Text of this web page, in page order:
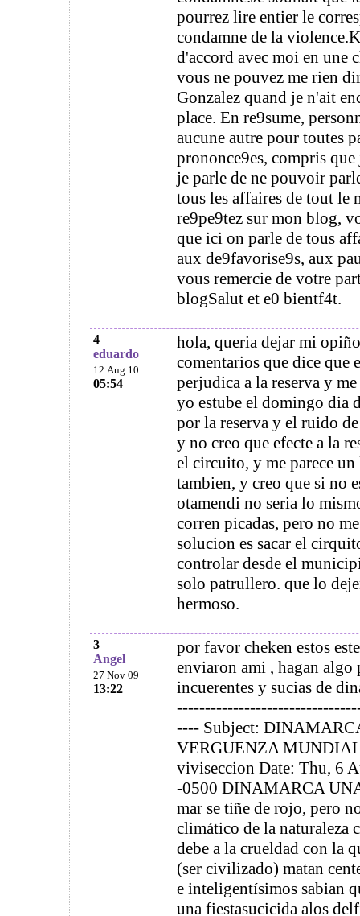
pourrez lire entier le
condamne de la
d'accord avec moi en une
vous ne pouvez me rien
Gonzalez quand je n'ait
place. En re9sume,
aucune autre pour toutes
prononce9es, compris
je parle de ne pouvoir
tous les affaires de tout le
re9pe9tez sur mon blog,
que ici on parle de tous
aux de9favorise9s, aux
vous remercie de votre
blogSalut et e0 bientf4t.
4
eduardo
12 Aug 10
05:54
hola, queria dejar mi
comentarios que dice que
perjudica a la reserva y
yo estube el domingo dia
por la reserva y el ruido
y no creo que efecte a la
el circuito, y me parece
tambien, y creo que si no
otamendi no seria lo
corren picadas, pero no
solucion es sacar el
controlar desde el
solo patrullero. que lo
hermoso.
3
Angel
27 Nov 09
13:22
por favor cheken estos
enviaron ami , hagan algo
incuerentes y sucias de
---- Subject:
VERGUENZA
viviseccion Date: Thu, 6
-0500 DINAMARCA
mar se tiñe de rojo, pero
climático de la naturaleza
debe a la crueldad con la
(ser civilizado) matan
e inteligentísimos sabian
una fiestasucicida alos